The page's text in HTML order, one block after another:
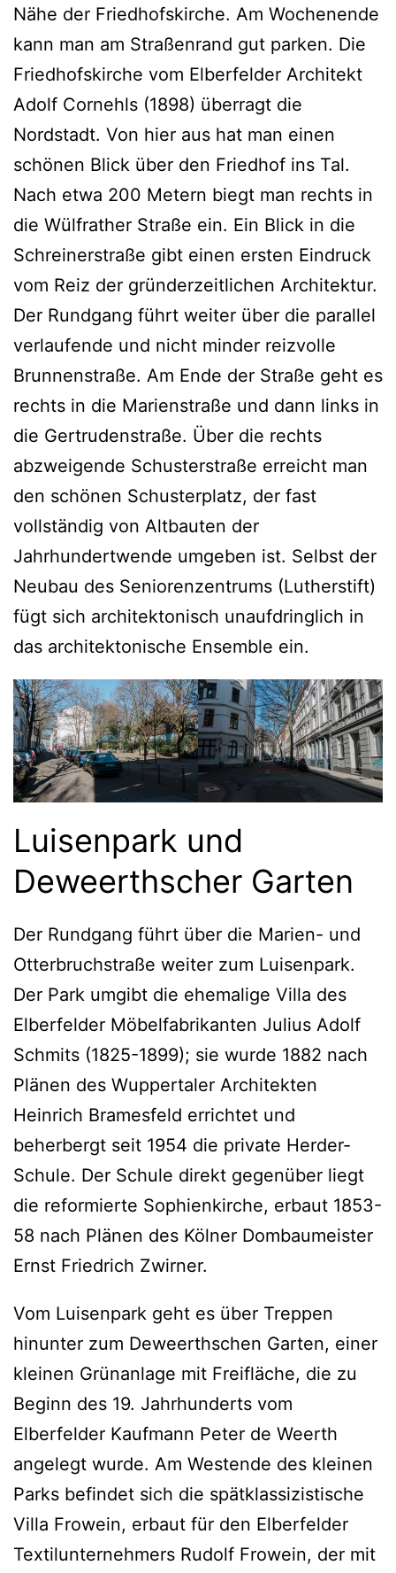
Nähe der Friedhofskirche. Am Wochenende
kann man am Straßenrand gut parken. Die
Friedhofskirche vom Elberfelder Architekt
Adolf Cornehls (1898) überragt die
Nordstadt. Von hier aus hat man einen
schönen Blick über den Friedhof ins Tal.
Nach etwa 200 Metern biegt man rechts in
die Wülfrather Straße ein. Ein Blick in die
Schreinerstraße gibt einen ersten Eindruck
vom Reiz der gründerzeitlichen Architektur.
Der Rundgang führt weiter über die parallel
verlaufende und nicht minder reizvolle
Brunnenstraße. Am Ende der Straße geht es
rechts in die Marienstraße und dann links in
die Gertrudenstraße. Über die rechts
abzweigende Schusterstraße erreicht man
den schönen Schusterplatz, der fast
vollständig von Altbauten der
Jahrhundertwende umgeben ist. Selbst der
Neubau des Seniorenzentrums (Lutherstift)
fügt sich architektonisch unaufdringlich in
das architektonische Ensemble ein.
Luisenpark und
Deweerthscher Garten
Der Rundgang führt über die Marien- und
Otterbruchstraße weiter zum Luisenpark.
Der Park umgibt die ehemalige Villa des
Elberfelder Möbelfabrikanten Julius Adolf
Schmits (1825-1899); sie wurde 1882 nach
Plänen des Wuppertaler Architekten
Heinrich Bramesfeld errichtet und
beherbergt seit 1954 die private Herder-
Schule. Der Schule direkt gegenüber liegt
die reformierte Sophienkirche, erbaut 1853-
58 nach Plänen des Kölner Dombaumeister
Ernst Friedrich Zwirner.
Vom Luisenpark geht es über Treppen
hinunter zum Deweerthschen Garten, einer
kleinen Grünanlage mit Freifläche, die zu
Beginn des 19. Jahrhunderts vom
Elberfelder Kaufmann Peter de Weerth
angelegt wurde. Am Westende des kleinen
Parks befindet sich die spätklassizistische
Villa Frowein, erbaut für den Elberfelder
Textilunternehmers Rudolf Frowein, der mit